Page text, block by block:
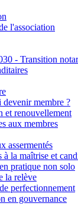
l'association
- Transition
devenir membre ?
et renouvellement
aux membres
assermentés
à la maîtrise et
pratique non solo
la relève
perfectionnement
en gouvernance